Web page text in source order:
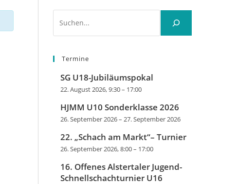
Termine
SG U18-Jubiläumspokal
22. August 2026, 9:30– 17:00
HJMM U10 Sonderklasse 2026
26. September 2026– 27. September 2026
22. „Schach am Markt“– Turnier
26. September 2026, 8:00– 17:00
16. Offenes Alstertaler Jugend-
Schnellschachturnier U16